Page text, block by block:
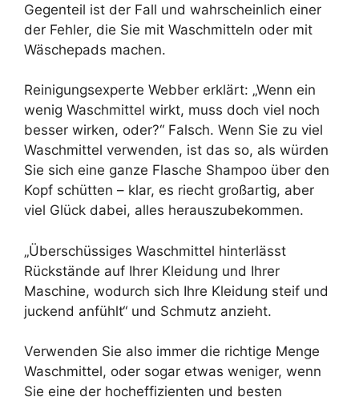
Gegenteil ist der Fall und wahrscheinlich einer
der Fehler, die Sie mit Waschmitteln oder mit
Wäschepads machen.
Reinigungsexperte Webber erklärt: „Wenn ein
wenig Waschmittel wirkt, muss doch viel noch
besser wirken, oder?“ Falsch. Wenn Sie zu viel
Waschmittel verwenden, ist das so, als würden
Sie sich eine ganze Flasche Shampoo über den
Kopf schütten – klar, es riecht großartig, aber
viel Glück dabei, alles herauszubekommen.
„Überschüssiges Waschmittel hinterlässt
Rückstände auf Ihrer Kleidung und Ihrer
Maschine, wodurch sich Ihre Kleidung steif und
juckend anfühlt“ und Schmutz anzieht.
Verwenden Sie also immer die richtige Menge
Waschmittel, oder sogar etwas weniger, wenn
Sie eine der hocheffizienten und besten